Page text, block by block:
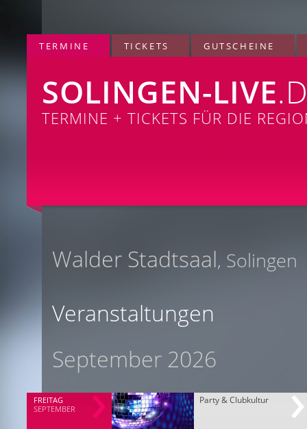
TERMINE TICKETS GUTSCHEINE
SOLINGEN-LIVE
TERMINE + TICKETS FÜR DIE
Walder Stadtsaal, Solingen
Veranstaltungen
September 2026
FREITAG
SEPTEMBER
Party & Clubkultur